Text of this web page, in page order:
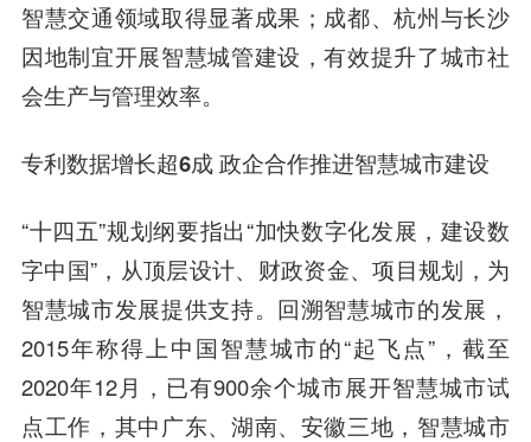
智慧交通领域取得显著成果；成都、杭州与长沙
因地制宜开展智慧城管建设，有效提升了城市社
会生产与管理效率。
专利数据增长超6成 政企合作推进智慧城市建设
“十四五”规划纲要指出“加快数字化发展，建设数
字中国”，从顶层设计、财政资金、项目规划，为
智慧城市发展提供支持。回溯智慧城市的发展，
2015年称得上中国智慧城市的“起飞点”，截至
2020年12月，已有900余个城市展开智慧城市试
点工作，其中广东、湖南、安徽三地，智慧城市